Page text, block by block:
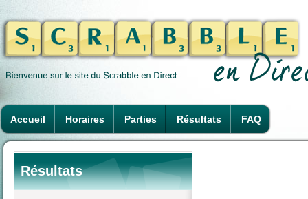
Accueil Horaires Parties Résultats FAQ
Résultats